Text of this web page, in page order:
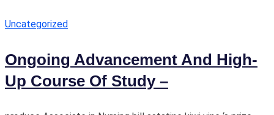
Uncategorized
Ongoing Advancement And High-
Up Course Of Study –